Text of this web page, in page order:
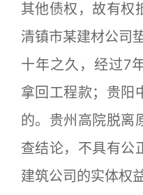
其他债权，故有权
清镇市某建材公司
十年之久，经过7
拿回工程款；贵阳
的。贵州高院脱离
查结论，不具有公
建筑公司的实体权益